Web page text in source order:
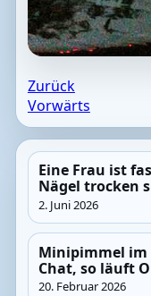
Zurück
Vorwärts
Eine Frau ist
Nägel trocken
2. Juni 2026
Minipimmel im
Chat, so läuft
20. Februar 2026